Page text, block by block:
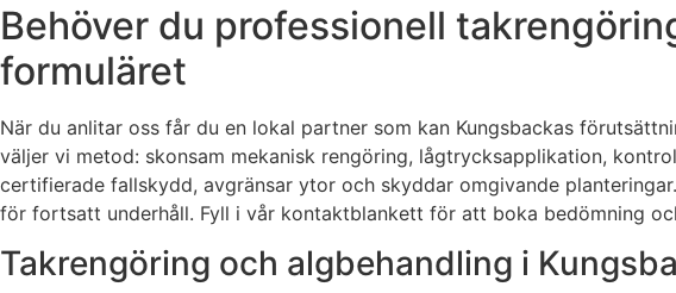
Behöver du professionell
formuläret
När du anlitar oss får du en lokal partner som kan Kungsbackas
väljer vi metod: skonsam mekanisk rengöring, lågtrycksapplikation,
certifierade fallskydd, avgränsar ytor och skyddar omgivande
för fortsatt underhåll. Fyll i vår kontaktblankett för att boka bedömning
Takrengöring och algbehandling i